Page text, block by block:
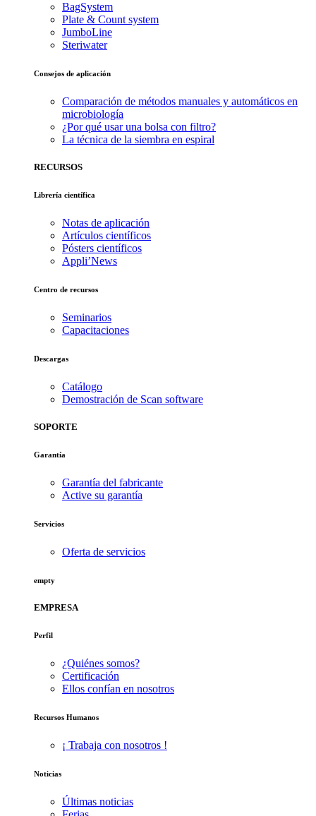
BagSystem
Plate & Count system
JumboLine
Steriwater
Consejos de aplicación
Comparación de métodos manuales y automáticos en
microbiología
¿Por qué usar una bolsa con filtro?
La técnica de la siembra en espiral
RECURSOS
Librería científica
Notas de aplicación
Artículos científicos
Pósters científicos
Appli’News
Centro de recursos
Seminarios
Capacitaciones
Descargas
Catálogo
Demostración de Scan software
SOPORTE
Garantía
Garantía del fabricante
Active su garantía
Servicios
Oferta de servicios
empty
EMPRESA
Perfil
¿Quiénes somos?
Certificación
Ellos confían en nosotros
Recursos Humanos
¡ Trabaja con nosotros !
Noticias
Últimas noticias